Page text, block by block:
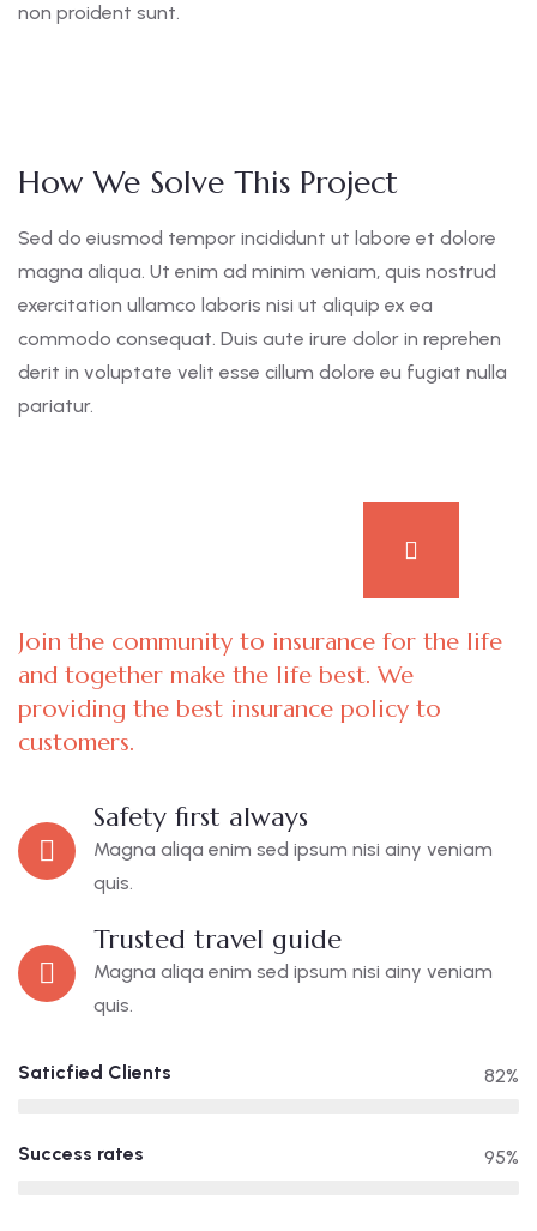
non proident sunt.
How We Solve This Project
Sed do eiusmod tempor incididunt ut labore et dolore
magna aliqua. Ut enim ad minim veniam, quis nostrud
exercitation ullamco laboris nisi ut aliquip ex ea
commodo consequat. Duis aute irure dolor in reprehen
derit in voluptate velit esse cillum dolore eu fugiat nulla
pariatur.
Join the community to insurance for the life
and together make the life best. We
providing the best insurance policy to
customers.
Safety first always
Magna aliqa enim sed ipsum nisi ainy veniam
quis.
Trusted travel guide
Magna aliqa enim sed ipsum nisi ainy veniam
quis.
Saticfied Clients 82%
Success rates 95%